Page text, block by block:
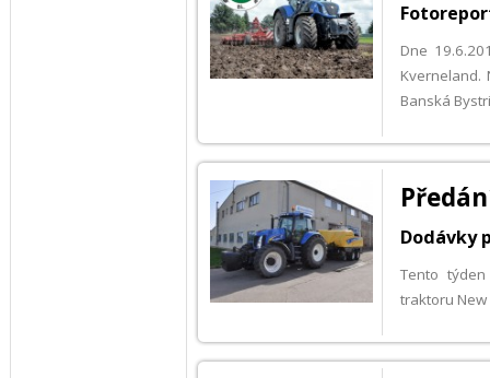
Dne
Kverneland.
Banská
Dodávky
Tento
traktoru New